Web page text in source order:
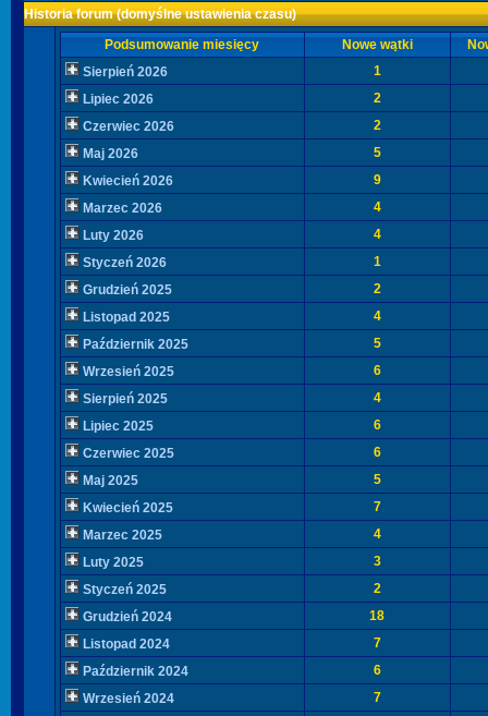
Historia forum (domyślne ustawienia czasu)
Podsumowanie miesięcy
Nowe wątki
Sierpień 2026
1
Lipiec 2026
2
Czerwiec 2026
2
Maj 2026
5
Kwiecień 2026
9
Marzec 2026
4
Luty 2026
4
Styczeń 2026
1
Grudzień 2025
2
Listopad 2025
4
Październik 2025
5
Wrzesień 2025
6
Sierpień 2025
4
Lipiec 2025
6
Czerwiec 2025
6
Maj 2025
5
Kwiecień 2025
7
Marzec 2025
4
Luty 2025
3
Styczeń 2025
2
Grudzień 2024
18
Listopad 2024
7
Październik 2024
6
Wrzesień 2024
7